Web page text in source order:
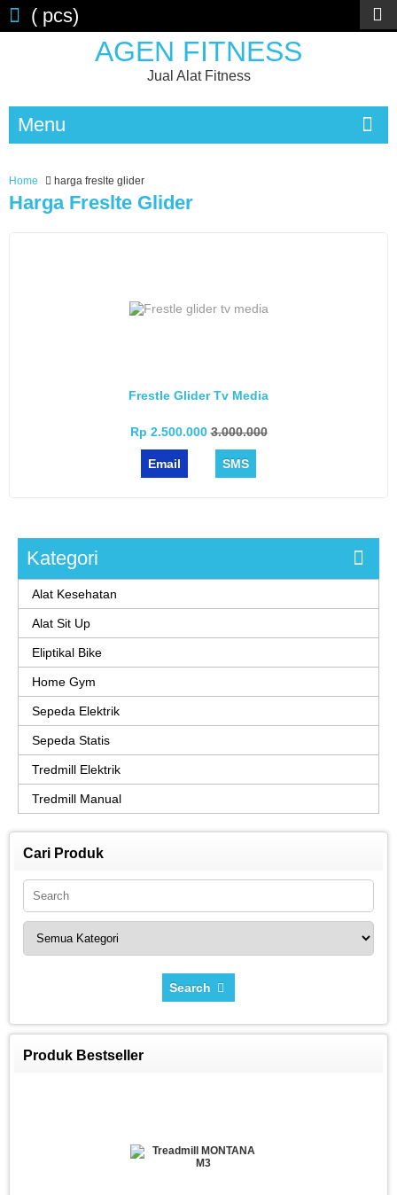
AGEN FITNESS
Jual Alat Fitness
( pcs)
Menu
Home harga freslte glider
Harga Freslte Glider
Frestle Glider Tv Media
Rp 2.500.0003.000.000
Email SMS
Kategori
Alat Kesehatan
Alat Sit Up
Eliptikal Bike
Home Gym
Sepeda Elektrik
Sepeda Statis
Tredmill Elektrik
Tredmill Manual
Cari Produk
Search
Produk Bestseller